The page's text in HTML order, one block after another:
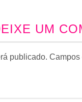
UM
publicado. Campos